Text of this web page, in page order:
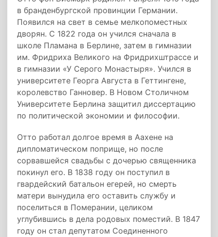
в бранденбургской провинции Германии.
Появился на свет в семье мелкопоместных
дворян. С 1822 года он учился сначала в
школе Пламана в Берлине, затем в гимназии
им. Фридриха Великого на Фридрихштрассе и
в гимназии «У Серого Монастыря». Учился в
университете Георга Августа в Геттингене,
королевство Ганновер. В Новом Столичном
Университете Берлина защитил диссертацию
по политической экономии и философии.
Отто работал долгое время в Аахене на
дипломатическом поприще, но после
сорвавшейся свадьбы с дочерью священника
покинул его. В 1838 году он поступил в
гвардейский батальон егерей, но смерть
матери вынудила его оставить службу и
поселиться в Померании, целиком
углубившись в дела родовых поместий. В 1847
году он стал депутатом Соединенного